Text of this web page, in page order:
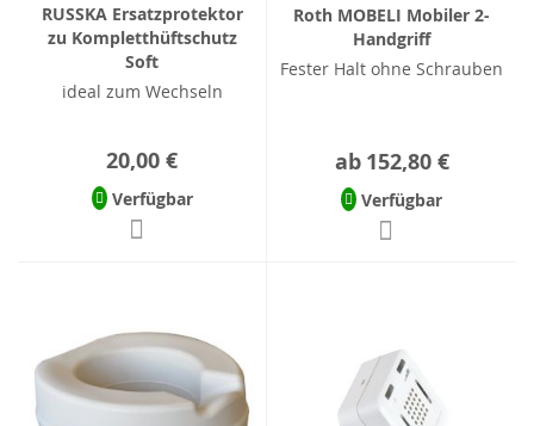
RUSSKA Ersatzprotektor
zu Kompletthüftschutz
Soft
ideal zum Wechseln
20,00 €
Verfügbar
Roth MOBELI Mobiler 2-
Handgriff
Fester Halt ohne Schrauben
ab 152,80 €
Verfügbar